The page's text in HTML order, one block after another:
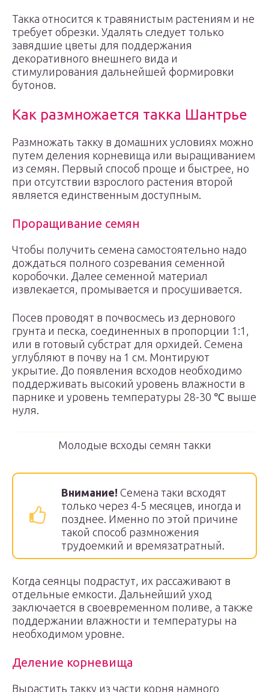
Такка относится к травянистым растениям и не
требует обрезки. Удалять следует только
завядшие цветы для поддержания
декоративного внешнего вида и
стимулирования дальнейшей формировки
бутонов.
Как размножается такка Шантрье
Размножать такку в домашних условиях можно
путем деления корневища или выращиванием
из семян. Первый способ проще и быстрее, но
при отсутствии взрослого растения второй
является единственным доступным.
Проращивание семян
Чтобы получить семена самостоятельно надо
дождаться полного созревания семенной
коробочки. Далее семенной материал
извлекается, промывается и просушивается.
Посев проводят в почвосмесь из дернового
грунта и песка, соединенных в пропорции 1:1,
или в готовый субстрат для орхидей. Семена
углубляют в почву на 1 см. Монтируют
укрытие. До появления всходов необходимо
поддерживать высокий уровень влажности в
парнике и уровень температуры 28-30 ℃ выше
нуля.
Молодые всходы семян такки
Внимание! Семена таки всходят
только через 4-5 месяцев, иногда и
позднее. Именно по этой причине
такой способ размножения
трудоемкий и времязатратный.
Когда сеянцы подрастут, их рассаживают в
отдельные емкости. Дальнейший уход
заключается в своевременном поливе, а также
поддержании влажности и температуры на
необходимом уровне.
Деление корневища
Вырастить такку из части корня намного